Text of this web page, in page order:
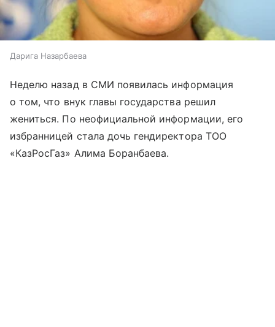
Дарига Назарбаева
Неделю назад в СМИ появилась информация
о том, что внук главы государства решил
жениться. По неофициальной информации, его
избранницей стала дочь гендиректора ТОО
«КазРосГаз» Алима Боранбаева.